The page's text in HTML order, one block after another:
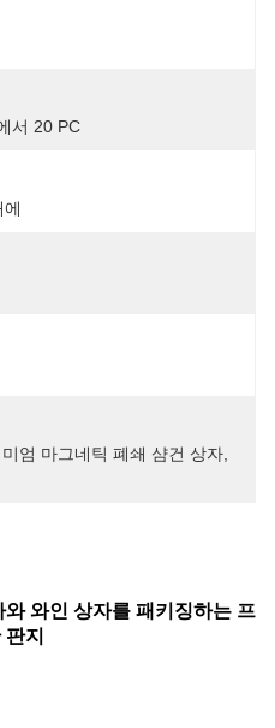
서 20 PC
미엄 마그네틱 폐쇄 샴건 상자
와인 상자를 패키징하는 프
지